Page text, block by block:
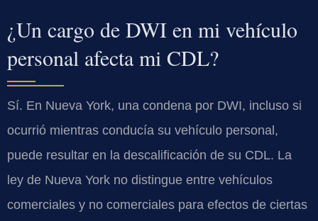
¿Un cargo de DWI en mi vehículo
personal afecta mi CDL?
Sí. En Nueva York, una condena por DWI, incluso si
ocurrió mientras conducía su vehículo personal,
puede resultar en la descalificación de su CDL. La
ley de Nueva York no distingue entre vehículos
comerciales y no comerciales para efectos de ciertas